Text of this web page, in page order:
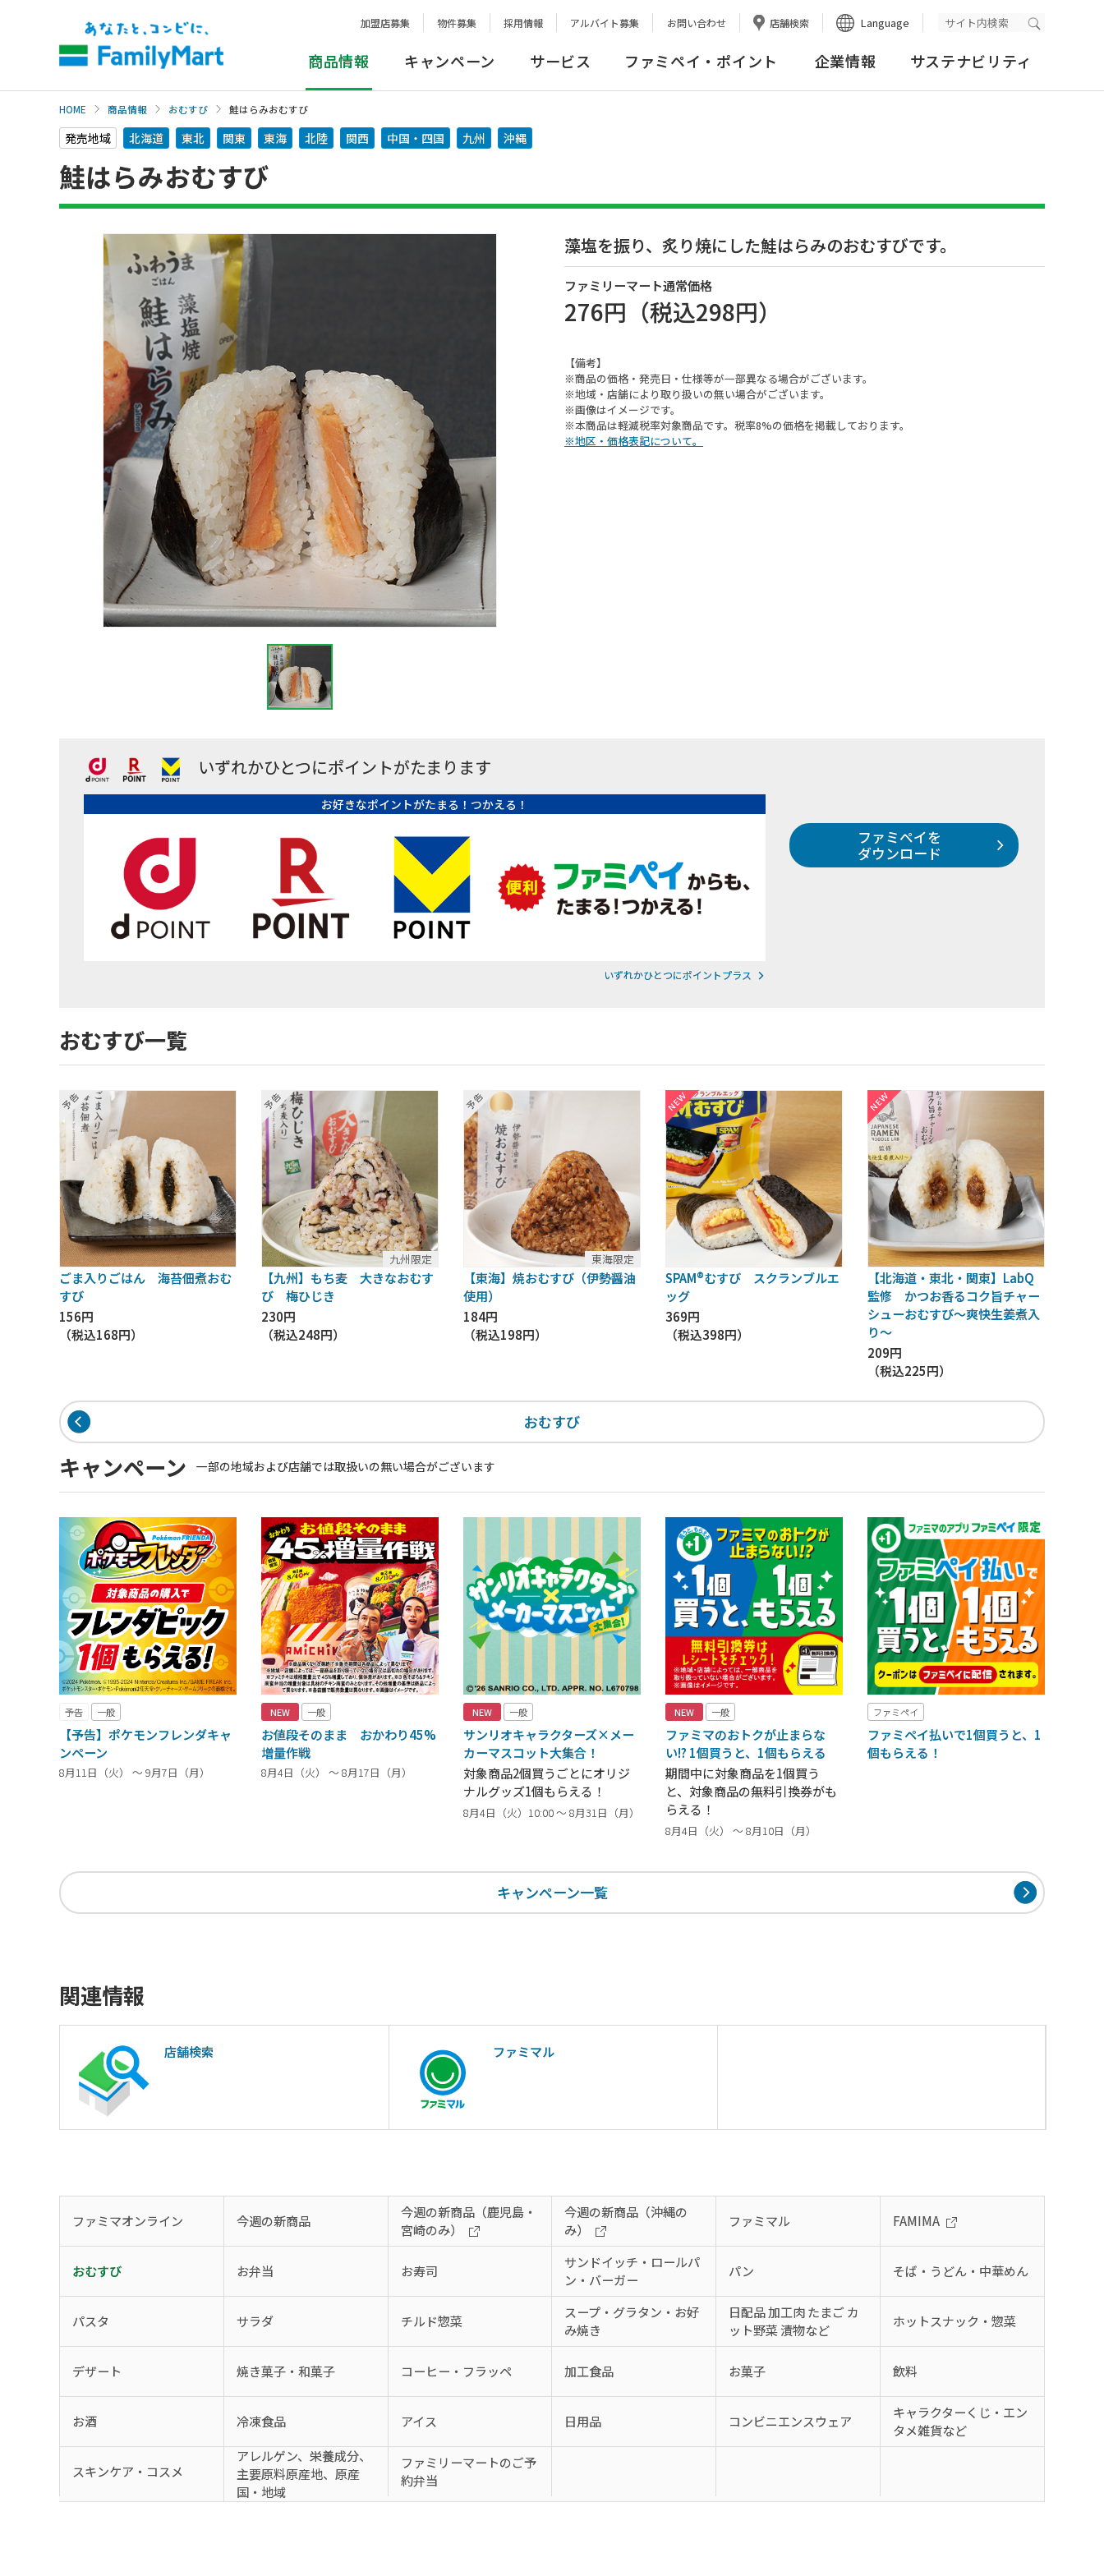
加盟店募集 物件募集 採用情報 アルバイト募集 お問い合わせ 店舗検索 Language 検索実行
商品情報 キャンペーン サービス ファミペイ・ポイント 企業情報 サステナビリティ
HOME 商品情報 おむすび 鮭はらみおむすび
発売地域 北海道 東北 関東 東海 北陸 関西 中国・四国 九州 沖縄
鮭はらみおむすび
藻塩を振り、炙り焼にした鮭はらみのおむすびです。
ファミリーマート通常価格
276円 （税込298円）
【備考】
※商品の価格・発売日・仕様等が一部異なる場合がございます。
※地域・店舗により取り扱いの無い場合がございます。
※画像はイメージです。
※本商品は軽減税率対象商品です。税率8%の価格を掲載しております。
※地区・価格表記について。
いずれかひとつにポイントがたまります
お好きなポイントがたまる！つかえる！
いずれかひとつにポイントプラス
ファミペイを
ダウンロード
おむすび一覧
ごま入りごはん 海苔佃煮おむ
すび
156円
（税込168円）
九州限定
【九州】もち麦 大きなおむす
び 梅ひじき
230円
（税込248円）
東海限定
【東海】焼おむすび（伊勢醤油
使用）
184円
（税込198円）
SPAM®むすび スクランブルエ
ッグ
369円
（税込398円）
【北海道・東北・関東】LabQ
監修 かつお香るコク旨チャー
シューおむすび～爽快生姜煮入
り～
209円
（税込225円）
おむすび
キャンペーン 一部の地域および店舗では取扱いの無い場合がございます
予告 一般
【予告】ポケモンフレンダキャ
ンペーン
8月11日（火） ～ 9月7日（月）
NEW 一般
お値段そのまま おかわり45%
増量作戦
8月4日（火） ～ 8月17日（月）
NEW 一般
サンリオキャラクターズ×メー
カーマスコット大集合！
対象商品2個買うごとにオリジ
ナルグッズ1個もらえる！
8月4日（火）10:00 ～ 8月31日（月）
NEW 一般
ファミマのおトクが止まらな
い!? 1個買うと、1個もらえる
期間中に対象商品を1個買う
と、対象商品の無料引換券がも
らえる！
8月4日（火） ～ 8月10日（月）
ファミペイ
ファミペイ払いで1個買うと、1
個もらえる！
キャンペーン一覧
関連情報
店舗検索 ファミマル
ファミマオンライン 今週の新商品
今週の新商品（鹿児島・
宮崎のみ）
今週の新商品（沖縄の
み）
ファミマル FAMIMA
おむすび お弁当 お寿司
サンドイッチ・ロールパ
ン・バーガー
パン そば・うどん・中華めん
パスタ サラダ チルド惣菜
スープ・グラタン・お好
み焼き
日配品 加工肉 たまご カ
ット野菜 漬物など
ホットスナック・惣菜
デザート 焼き菓子・和菓子 コーヒー・フラッペ 加工食品 お菓子 飲料
お酒 冷凍食品 アイス 日用品 コンビニエンスウェア
キャラクターくじ・エン
タメ雑貨など
スキンケア・コスメ
アレルゲン、栄養成分、
主要原料原産地、原産
国・地域
ファミリーマートのご予
約弁当